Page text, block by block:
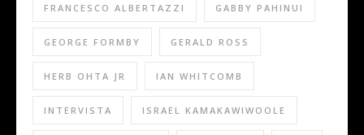
FRANCESCO ALBERTAZZI GABBY PAHINUI
GEORGE FORMBY GERALD ROSS
HERB OHTA JR IAN WHITCOMB
INTERVISTA ISRAEL KAMAKAWIWOOLE